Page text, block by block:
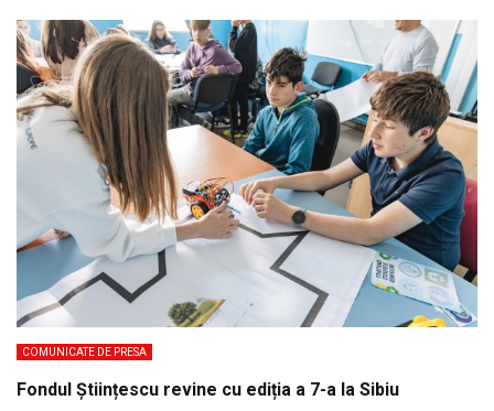
COMUNICATE DE PRESA
Fondul Științescu revine cu ediția a 7-a la Sibiu